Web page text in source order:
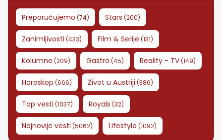
Preporučujemo (74) Stars (200)
Zanimljivosti (433) Film & Serije (131)
Kolumne (209) Gastro (45) Reality - TV(149)
Horoskop (666) Život u Austriji (386)
Top vesti (1037) Royals (32)
Najnovije vesti (5062) Lifestyle (1092)